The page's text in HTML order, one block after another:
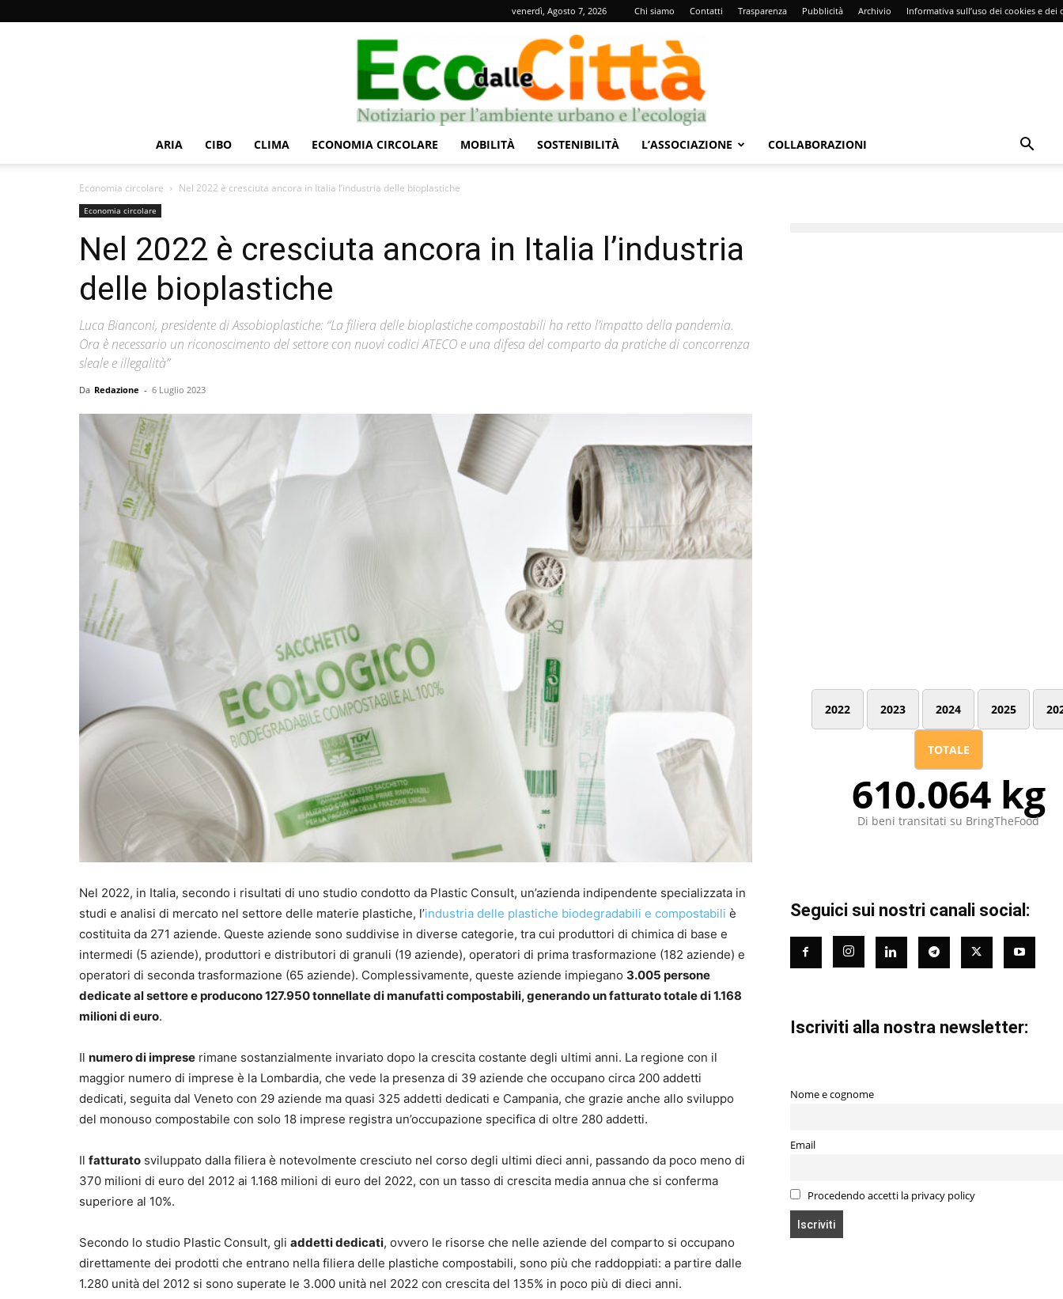
venerdì, Agosto 7, 2026 Chi siamo Contatti Trasparenza Pubblicità Archivio Informativa sull’uso dei cookies e dei
ARIA CIBO CLIMA ECONOMIA CIRCOLARE MOBILITÀ SOSTENIBILITÀ L’ASSOCIAZIONE COLLABORAZIONI
Economia circolare Nel 2022 è cresciuta ancora in Italia l’industria delle bioplastiche
Economia circolare
Nel 2022 è cresciuta ancora in Italia l’industria
delle bioplastiche
Luca Bianconi, presidente di Assobioplastiche: “La filiera delle bioplastiche compostabili ha retto l’impatto della pandemia.
Ora è necessario un riconoscimento del settore con nuovi codici ATECO e una difesa del comparto da pratiche di concorrenza
sleale e illegalità”
Da Redazione - 6 Luglio 2023
Nel 2022, in Italia, secondo i risultati di uno studio condotto da Plastic Consult, un’azienda indipendente specializzata in
studi e analisi di mercato nel settore delle materie plastiche, l’industria delle plastiche biodegradabili e compostabili è
costituita da 271 aziende. Queste aziende sono suddivise in diverse categorie, tra cui produttori di chimica di base e
intermedi (5 aziende), produttori e distributori di granuli (19 aziende), operatori di prima trasformazione (182 aziende) e
operatori di seconda trasformazione (65 aziende). Complessivamente, queste aziende impiegano 3.005 persone
dedicate al settore e producono 127.950 tonnellate di manufatti compostabili, generando un fatturato totale di 1.168
milioni di euro.
Il numero di imprese rimane sostanzialmente invariato dopo la crescita costante degli ultimi anni. La regione con il
maggior numero di imprese è la Lombardia, che vede la presenza di 39 aziende che occupano circa 200 addetti
dedicati, seguita dal Veneto con 29 aziende ma quasi 325 addetti dedicati e Campania, che grazie anche allo sviluppo
del monouso compostabile con solo 18 imprese registra un’occupazione specifica di oltre 280 addetti.
Il fatturato sviluppato dalla filiera è notevolmente cresciuto nel corso degli ultimi dieci anni, passando da poco meno di
370 milioni di euro del 2012 ai 1.168 milioni di euro del 2022, con un tasso di crescita media annua che si conferma
superiore al 10%.
Secondo lo studio Plastic Consult, gli addetti dedicati, ovvero le risorse che nelle aziende del comparto si occupano
direttamente dei prodotti che entrano nella filiera delle plastiche compostabili, sono più che raddoppiati: a partire dalle
1.280 unità del 2012 si sono superate le 3.000 unità nel 2022 con crescita del 135% in poco più di dieci anni.
2022 2023 2024 2025
TOTALE
610.064 kg
Di beni transitati su BringTheFood
Seguici sui nostri canali social:
Iscriviti alla nostra newsletter:
Nome e cognome
Email
Procedendo accetti la privacy policy